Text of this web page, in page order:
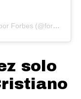
Una publicación compartida por Forbes (@forbes)
solo